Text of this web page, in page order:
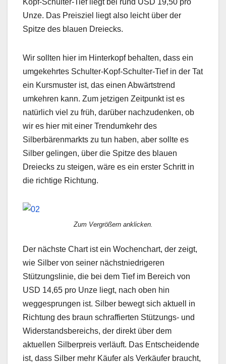
Kopf-Schulter-Tief liegt bei rund USD 19,50 pro
Unze. Das Preisziel liegt also leicht über der
Spitze des blauen Dreiecks.
Wir sollten hier im Hinterkopf behalten, dass ein
umgekehrtes Schulter-Kopf-Schulter-Tief in der Tat
ein Kursmuster ist, das einen Abwärtstrend
umkehren kann. Zum jetzigen Zeitpunkt ist es
natürlich viel zu früh, darüber nachzudenken, ob
wir es hier mit einer Trendumkehr des
Silberbärenmarkts zu tun haben, aber sollte es
Silber gelingen, über die Spitze des blauen
Dreiecks zu steigen, wäre es ein erster Schritt in
die richtige Richtung.
Zum Vergrößern anklicken.
Der nächste Chart ist ein Wochenchart, der zeigt,
wie Silber von seiner nächstniedrigeren
Stützungslinie, die bei dem Tief im Bereich von
USD 14,65 pro Unze liegt, nach oben hin
weggesprungen ist. Silber bewegt sich aktuell in
Richtung des braun schraffierten Stützungs- und
Widerstandsbereichs, der direkt über dem
aktuellen Silberpreis verläuft. Das Entscheidende
ist, dass Silber mehr Käufer als Verkäufer braucht,